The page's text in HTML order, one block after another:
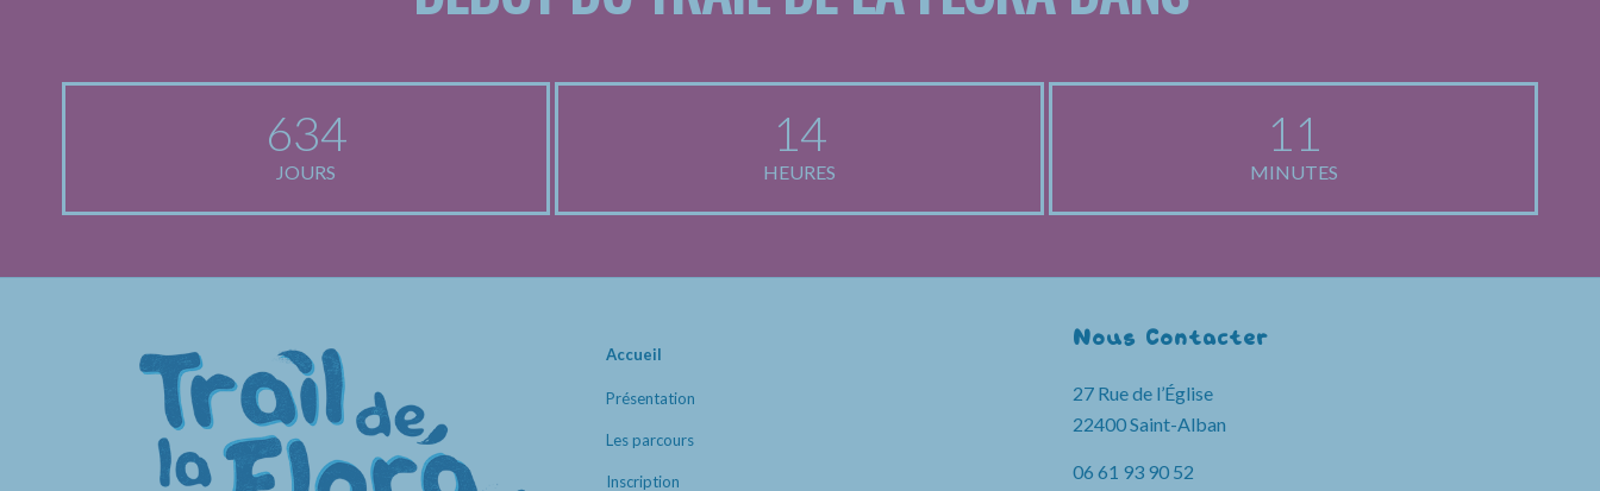
634
JOURS
14
HEURES
11
MINUTES
Accueil
Présentation
Les parcours
Inscription
Nous Contacter
27 Rue de l’Église
22400 Saint-Alban
06 61 93 90 52